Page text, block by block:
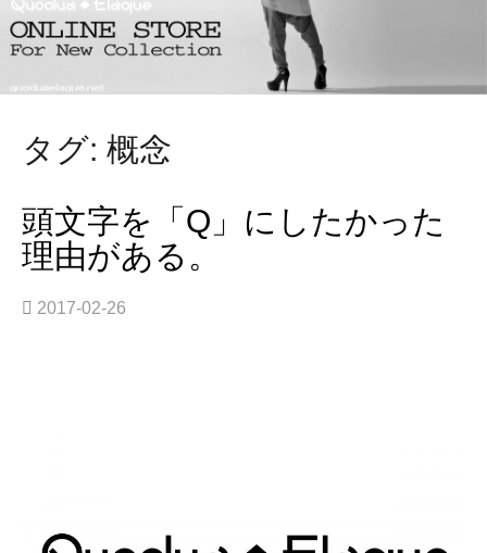
タグ: 概念
頭文字を「Q」にしたかった
理由がある。
2017-02-26